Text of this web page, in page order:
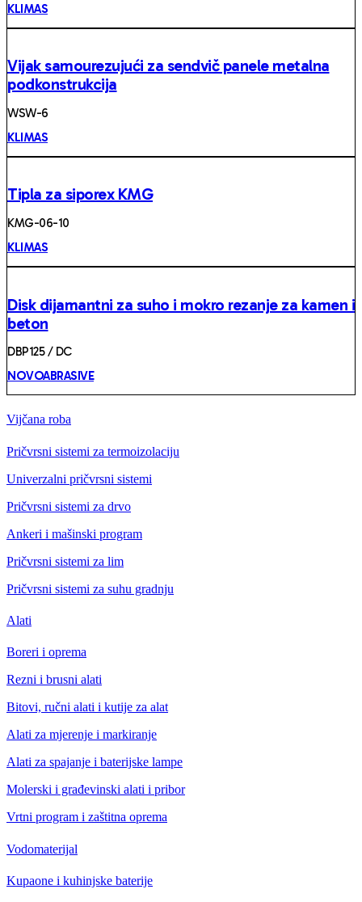
KLIMAS
Vijak samourezujući za sendvič panele metalna
podkonstrukcija
WSW-6
KLIMAS
Tipla za siporex KMG
KMG-06-10
KLIMAS
Disk dijamantni za suho i mokro rezanje za kamen i
beton
DBP125 / DC
NOVOABRASIVE
Vijčana roba
Pričvrsni sistemi za termoizolaciju
Univerzalni pričvrsni sistemi
Pričvrsni sistemi za drvo
Ankeri i mašinski program
Pričvrsni sistemi za lim
Pričvrsni sistemi za suhu gradnju
Alati
Boreri i oprema
Rezni i brusni alati
Bitovi, ručni alati i kutije za alat
Alati za mjerenje i markiranje
Alati za spajanje i baterijske lampe
Molerski i građevinski alati i pribor
Vrtni program i zaštitna oprema
Vodomaterijal
Kupaone i kuhinjske baterije